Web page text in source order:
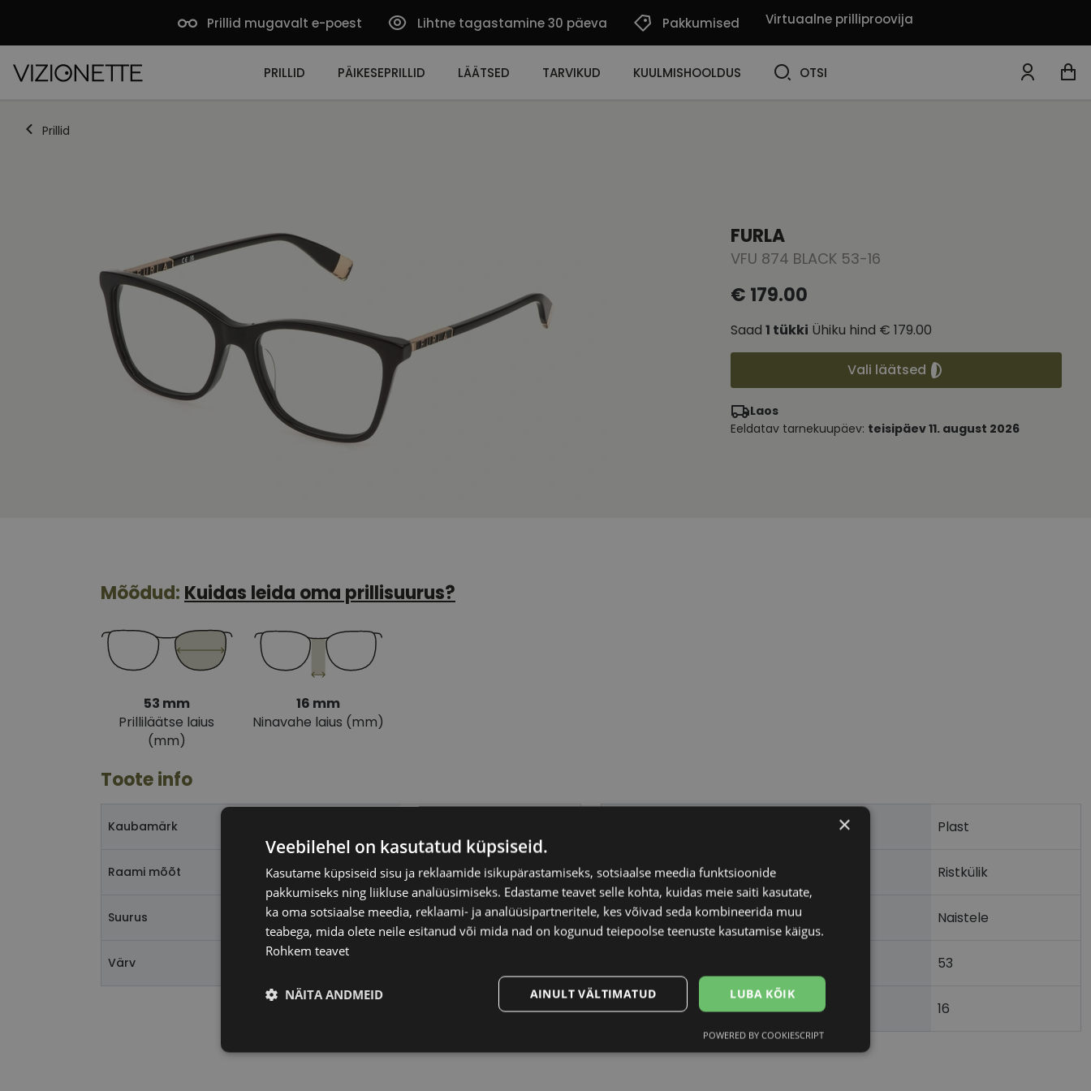
Prillid mugavalt e-poest Lihtne tagastamine 30 päeva Pakkumised Virtuaalne prilliproovija
PRILLID PÄIKESEPRILLID LÄÄTSED TARVIKUD KUULMISHOOLDUS OTSI
Prillid
FURLA
VFU 874 BLACK 53-16
€ 179.00
Saad 1 tükki Ühiku hind € 179.00
Vali läätsed
Laos
Eeldatav tarnekuupäev: teisipäev 11. august 2026
Mõõdud: Kuidas leida oma prillisuurus?
53 mm
Prilliläätse laius
(mm)
16 mm
Ninavahe laius (mm)
Toote info
Kaubamärk
Raami mõõt 53-16
Suurus S
Värv
Plast
Raami kuju Ristkülik
Kliendirühm Naistele
53
Ninavahe laius (mm) 16
×
Veebilehel on kasutatud küpsiseid.
Kasutame küpsiseid sisu ja reklaamide isikupärastamiseks, sotsiaalse meedia funktsioonide
pakkumiseks ning liikluse analüüsimiseks. Edastame teavet selle kohta, kuidas meie saiti kasutate,
ka oma sotsiaalse meedia, reklaami- ja analüüsipartneritele, kes võivad seda kombineerida muu
teabega, mida olete neile esitanud või mida nad on kogunud teiepoolse teenuste kasutamise käigus.
Rohkem teavet
LUBA KÕIK
AINULT VÄLTIMATUD
NÄITA ANDMEID
Eelistused
POWERED BY COOKIESCRIPT